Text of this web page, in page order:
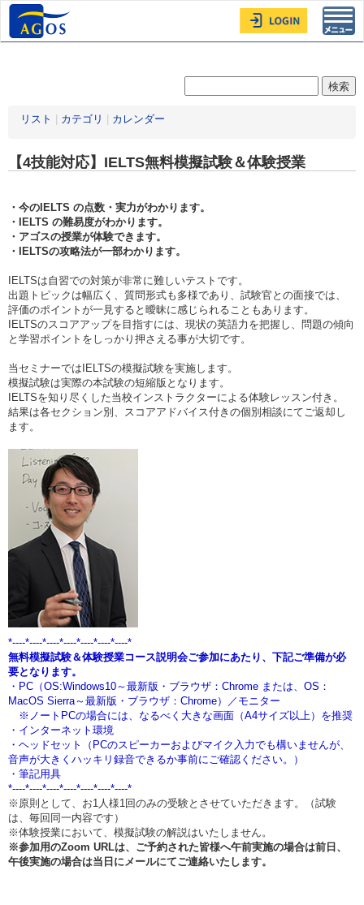
リスト カテゴリ カレンダー
【4技能対応】IELTS無料模擬試験＆体験授業
・今のIELTS の点数・実力がわかります。
・IELTS の難易度がわかります。
・アゴスの授業が体験できます。
・IELTSの攻略法が一部わかります。
IELTSは自習での対策が非常に難しいテストです。
出題トピックは幅広く、質問形式も多様であり、試験官との面接では、
評価のポイントが一見すると曖昧に感じられることもあります。
IELTSのスコアアップを目指すには、現状の英語力を把握し、問題の傾向
と学習ポイントをしっかり押さえる事が大切です。
当セミナーではIELTSの模擬試験を実施します。
模擬試験は実際の本試験の短縮版となります。
IELTSを知り尽くした当校インストラクターによる体験レッスン付き。
結果は各セクション別、スコアアドバイス付きの個別相談にてご返却し
ます。
*----*----*----*----*----*----*----*
無料模擬試験＆体験授業コース説明会ご参加にあたり、下記ご準備が必
要となります。
・PC（OS:Windows10～最新版・ブラウザ：Chrome または、OS：
MacOS Sierra～最新版・ブラウザ：Chrome）／モニター
※ノートPCの場合には、なるべく大きな画面（A4サイズ以上）を推奨
・インターネット環境
・ヘッドセット（PCのスピーカーおよびマイク入力でも構いませんが、
音声が大きくハッキリ録音できるか事前にご確認ください。）
・筆記用具
*----*----*----*----*----*----*----*
※原則として、お1人様1回のみの受験とさせていただきます。（試験
は、毎回同一内容です）
※体験授業において、模擬試験の解説はいたしません。
※参加用のZoom URLは、ご予約された皆様へ午前実施の場合は前日、
午後実施の場合は当日 にメールにてご連絡いたします。